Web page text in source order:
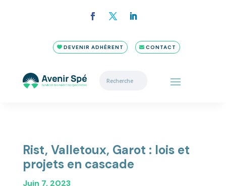
DEVENIR ADHÉRENT CONTACT
Rist, Valletoux, Garot : lois et
projets en cascade
Juin 7, 2023